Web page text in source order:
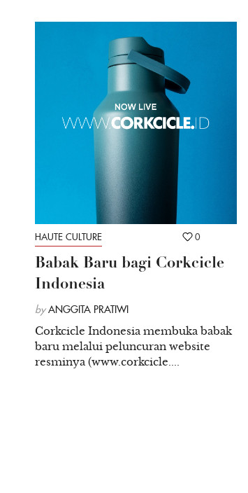
HAUTE CULTURE 0
Babak Baru bagi Corkcicle
Indonesia
by ANGGITA PRATIWI
Corkcicle Indonesia membuka babak
baru melalui peluncuran website
resminya (www.corkcicle....